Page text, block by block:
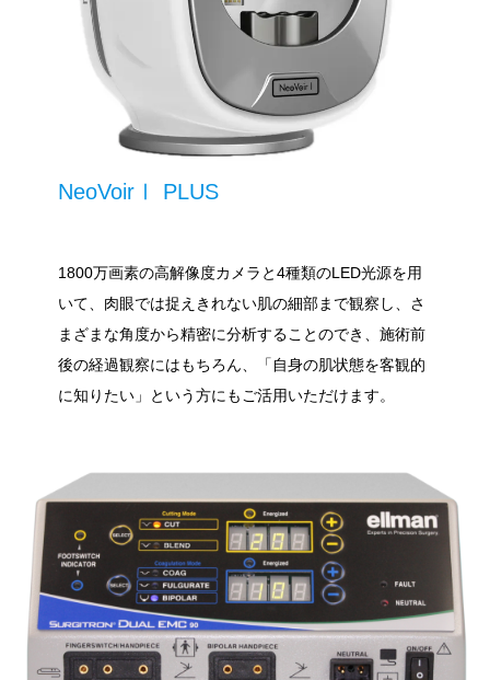
NeoVoirⅠ PLUS
1800万画素の高解像度カメラと4種類のLED光源を用
いて、肉眼では捉えきれない肌の細部まで観察し、さ
まざまな角度から精密に分析することのでき、 施術前
後の経過観察にはもちろん、「自身の肌状態を客観的
に知りたい」という方にもご活用いただけます。